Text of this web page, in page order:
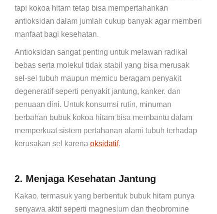
tapi kokoa hitam tetap bisa mempertahankan
antioksidan dalam jumlah cukup banyak agar memberi
manfaat bagi kesehatan.
Antioksidan sangat penting untuk melawan radikal
bebas serta molekul tidak stabil yang bisa merusak
sel-sel tubuh maupun memicu beragam penyakit
degeneratif seperti penyakit jantung, kanker, dan
penuaan dini. Untuk konsumsi rutin, minuman
berbahan bubuk kokoa hitam bisa membantu dalam
memperkuat sistem pertahanan alami tubuh terhadap
kerusakan sel karena oksidatif.
2. Menjaga Kesehatan Jantung
Kakao, termasuk yang berbentuk bubuk hitam punya
senyawa aktif seperti magnesium dan theobromine